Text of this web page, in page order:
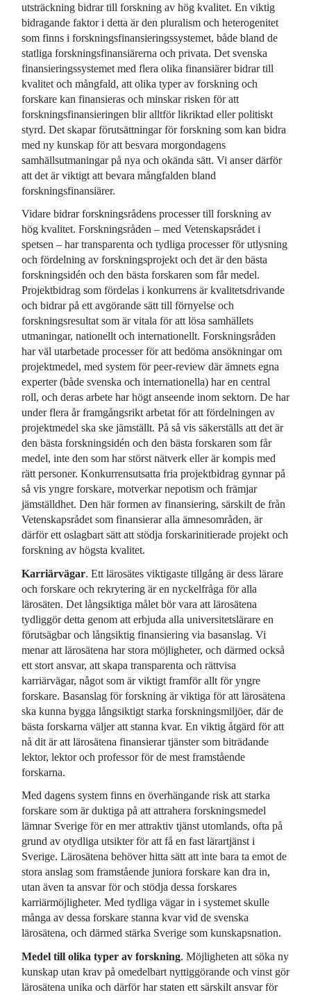
utsträckning bidrar till forskning av hög kvalitet. En viktig
bidragande faktor i detta är den pluralism och heterogenitet
som finns i forskningsfinansieringssystemet, både bland de
statliga forskningsfinansiärerna och privata. Det svenska
finansieringssystemet med flera olika finansiärer bidrar till
kvalitet och mångfald, att olika typer av forskning och
forskare kan finansieras och minskar risken för att
forskningsfinansieringen blir alltför likriktad eller politiskt
styrd. Det skapar förutsättningar för forskning som kan bidra
med ny kunskap för att besvara morgondagens
samhällsutmaningar på nya och okända sätt. Vi anser därför
att det är viktigt att bevara mångfalden bland
forskningsfinansiärer.
Vidare bidrar forskningsrådens processer till forskning av
hög kvalitet. Forskningsråden – med Vetenskapsrådet i
spetsen – har transparenta och tydliga processer för utlysning
och fördelning av forskningsprojekt och det är den bästa
forskningsidén och den bästa forskaren som får medel.
Projektbidrag som fördelas i konkurrens är kvalitetsdrivande
och bidrar på ett avgörande sätt till förnyelse och
forskningsresultat som är vitala för att lösa samhällets
utmaningar, nationellt och internationellt. Forskningsråden
har väl utarbetade processer för att bedöma ansökningar om
projektmedel, med system för peer-review där ämnets egna
experter (både svenska och internationella) har en central
roll, och deras arbete har högt anseende inom sektorn. De har
under flera år framgångsrikt arbetat för att fördelningen av
projektmedel ska ske jämställt. På så vis säkerställs att det är
den bästa forskningsidén och den bästa forskaren som får
medel, inte den som har störst nätverk eller är kompis med
rätt personer. Konkurrensutsatta fria projektbidrag gynnar på
så vis yngre forskare, motverkar nepotism och främjar
jämställdhet. Den här formen av finansiering, särskilt de från
Vetenskapsrådet som finansierar alla ämnesområden, är
därför ett oslagbart sätt att stödja forskarinitierade projekt och
forskning av högsta kvalitet.
Karriärvägar. Ett lärosätes viktigaste tillgång är dess lärare
och forskare och rekrytering är en nyckelfråga för alla
lärosäten. Det långsiktiga målet bör vara att lärosätena
tydliggör detta genom att erbjuda alla universitetslärare en
förutsägbar och långsiktig finansiering via basanslag. Vi
menar att lärosätena har stora möjligheter, och därmed också
ett stort ansvar, att skapa transparenta och rättvisa
karriärvägar, något som är viktigt framför allt för yngre
forskare. Basanslag för forskning är viktiga för att lärosätena
ska kunna bygga långsiktigt starka forskningsmiljöer, där de
bästa forskarna väljer att stanna kvar. En viktig åtgärd för att
nå dit är att lärosätena finansierar tjänster som biträdande
lektor, lektor och professor för de mest framstående
forskarna.
Med dagens system finns en överhängande risk att starka
forskare som är duktiga på att attrahera forskningsmedel
lämnar Sverige för en mer attraktiv tjänst utomlands, ofta på
grund av otydliga utsikter för att få en fast lärartjänst i
Sverige. Lärosätena behöver hitta sätt att inte bara ta emot de
stora anslag som framstående juniora forskare kan dra in,
utan även ta ansvar för och stödja dessa forskares
karriärmöjligheter. Med tydliga vägar in i systemet skulle
många av dessa forskare stanna kvar vid de svenska
lärosätena, och därmed stärka Sverige som kunskapsnation.
Medel till olika typer av forskning. Möjligheten att söka ny
kunskap utan krav på omedelbart nyttiggörande och vinst gör
lärosätena unika och därför har staten ett särskilt ansvar för